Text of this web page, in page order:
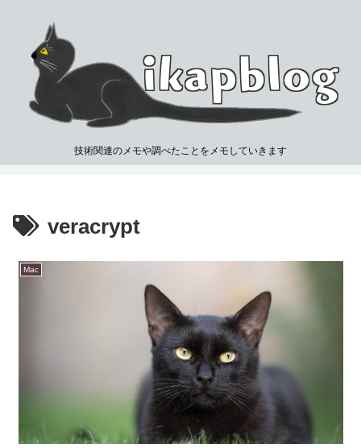
技術関連のメモや調べたことをメモしていきます
veracrypt
Mac